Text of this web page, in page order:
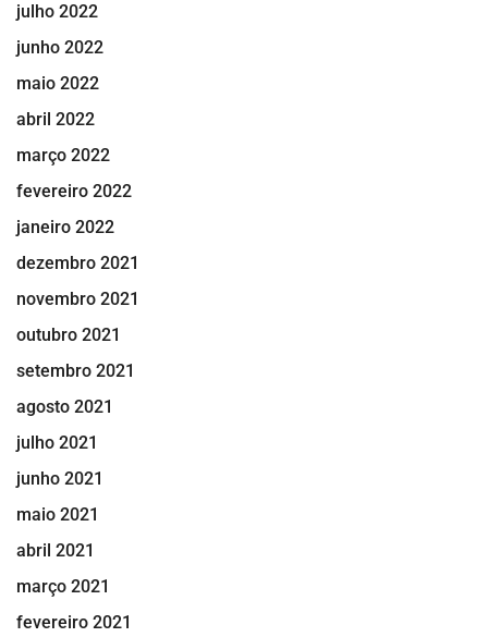
julho 2022
junho 2022
maio 2022
abril 2022
março 2022
fevereiro 2022
janeiro 2022
dezembro 2021
novembro 2021
outubro 2021
setembro 2021
agosto 2021
julho 2021
junho 2021
maio 2021
abril 2021
março 2021
fevereiro 2021